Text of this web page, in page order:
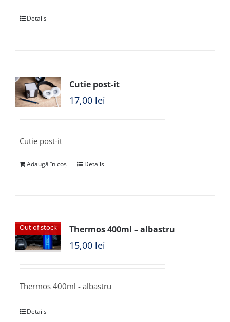
Details
Cutie post-it
17,00 lei
Cutie post-it
Adaugă în coș Details
Out of stock Thermos 400ml – albastru
15,00 lei
Thermos 400ml - albastru
Details